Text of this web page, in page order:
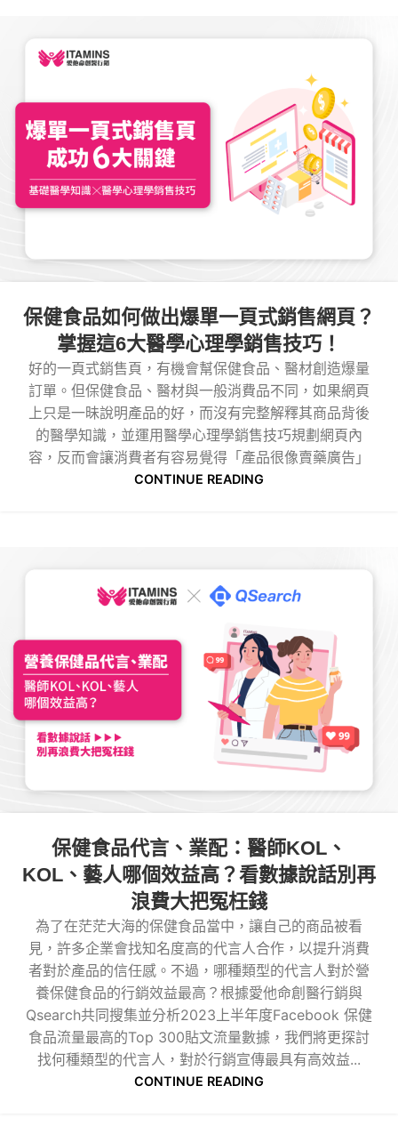
保健食品如何做出爆單一頁式銷售網頁？
掌握這6大醫學心理學銷售技巧！
好的一頁式銷售頁，有機會幫保健食品、醫材創造爆量
訂單。但保健食品、醫材與一般消費品不同，如果網頁
上只是一昧說明產品的好，而沒有完整解釋其商品背後
的醫學知識，並運用醫學心理學銷售技巧規劃網頁內
容，反而會讓消費者有容易覺得「產品很像賣藥廣告」
CONTINUE READING
保健食品代言、業配：醫師KOL、
KOL、藝人哪個效益高？看數據說話別再
浪費大把冤枉錢
為了在茫茫大海的保健食品當中，讓自己的商品被看
見，許多企業會找知名度高的代言人合作，以提升消費
者對於產品的信任感。不過，哪種類型的代言人對於營
養保健食品的行銷效益最高？根據愛他命創醫行銷與
Qsearch共同搜集並分析2023上半年度Facebook 保健
食品流量最高的Top 300貼文流量數據，我們將更探討
找何種類型的代言人，對於行銷宣傳最具有高效益...
CONTINUE READING